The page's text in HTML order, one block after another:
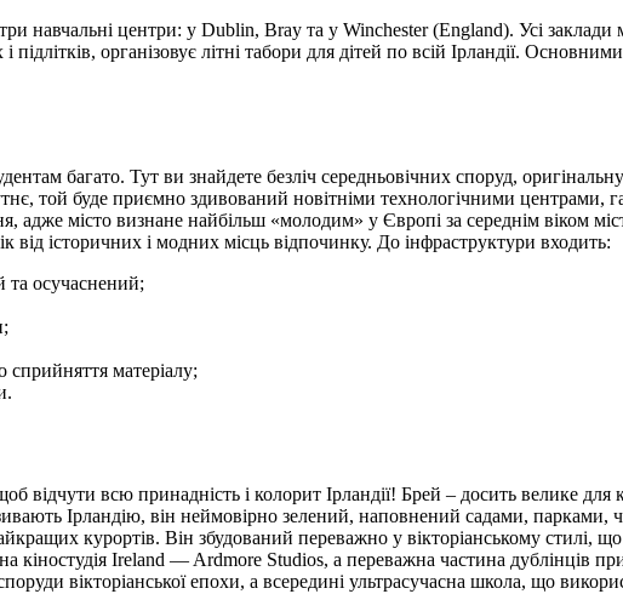
навчальні центри: у Dublin, Bray та у Winchester (England). Усі
підлітків, організовує літні табори для дітей по всій Ірландії.
багато. Тут ви знайдете безліч середньовічних споруд,
той буде приємно здивований новітніми технологічними центрами,
місто визнане найбільш «молодим» у Європі за середнім віком
історичних і модних місць відпочинку. До інфраструктури входить:
та осучаснений;
сприйняття матеріалу;
відчути всю принадність і колорит Ірландії! Брей – досить велике
Ірландію, він неймовірно зелений, наповнений садами, парками,
курортів. Він збудований переважно у вікторіанському стилі,
кіностудія Ireland — Ardmore Studios, а переважна частина дублінців
вікторіанської епохи, а всередині ультрасучасна школа, що